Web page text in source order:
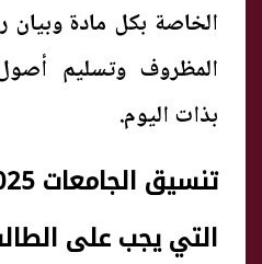
الخاصة بكل مادة وبيان
المظروف وتسليم
بذات اليوم.
التي يجب على